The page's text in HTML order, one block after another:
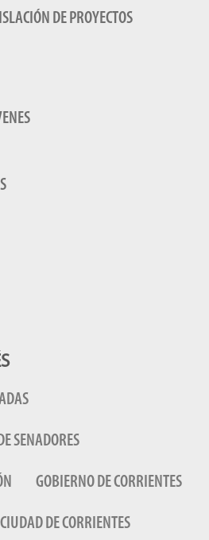
DE PROYECTOS
SENADORES
GOBIERNO DE CORRIENTES
DE CORRIENTES